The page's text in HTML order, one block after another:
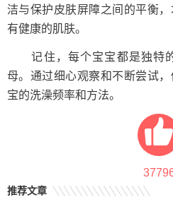
洁与保护皮肤屏障之间的平衡
有健康的肌肤。
记住，每个宝宝都是独特
母。通过细心观察和不断尝试
宝的洗澡频率和方法。
推荐文章